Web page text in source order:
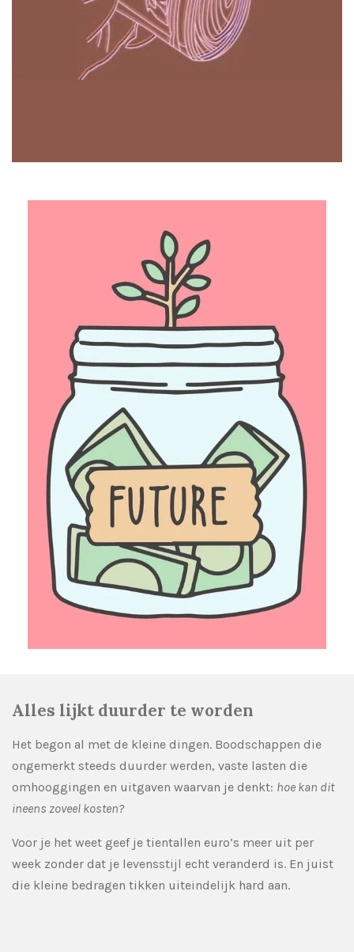
Alles lijkt duurder te worden
Het begon al met de kleine dingen. Boodschappen die
ongemerkt steeds duurder werden, vaste lasten die
omhooggingen en uitgaven waarvan je denkt: hoe kan dit
ineens zoveel kosten?
Voor je het weet geef je tientallen euro’s meer uit per
week zonder dat je levensstijl echt veranderd is. En juist
die kleine bedragen tikken uiteindelijk hard aan.